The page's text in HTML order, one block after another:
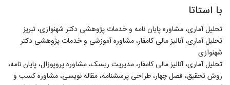
با استاتا
تحلیل آماری، مشاوره پایان نامه و خدمات پژوهشی دکتر شهنوازی، تبریز
تحلیل آماری، آنالیز مالی کامفار، مشاوره آموزشی و خدمات پژوهشی دکتر
شهنوازی
تحلیل آماری، آنالیز مالی کامفار، مدیریت ریسک، مشاوره پروپوزال، پایان نامه،
روش تحقیق، فصل چهار، طراحی پرسشنامه، مقاله نویسی، مشاوره کسب و